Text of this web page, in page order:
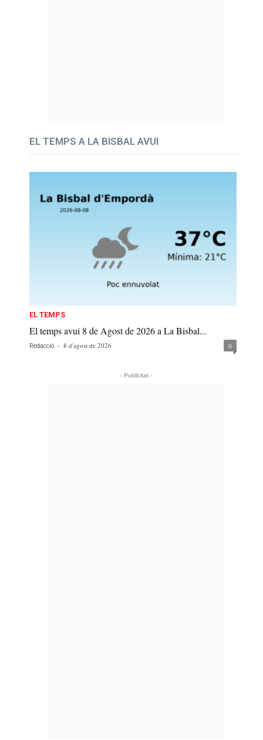
EL TEMPS A LA BISBAL AVUI
EL TEMPS
El temps avui 8 de Agost de 2026 a La Bisbal...
Redacció - 8 d'agost de 2026 0
- Publicitat -